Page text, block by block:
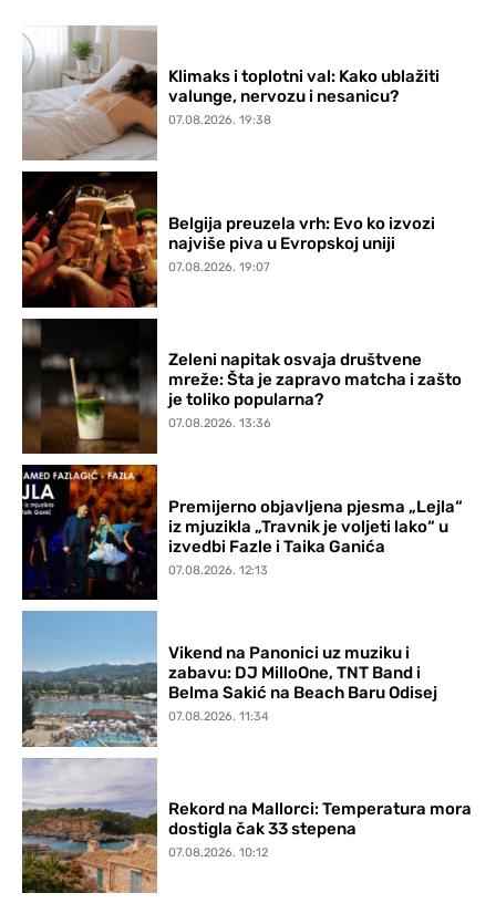
Klimaks i toplotni val: Kako ublažiti
valunge, nervozu i nesanicu?
07.08.2026. 19:38
Belgija preuzela vrh: Evo ko izvozi
najviše piva u Evropskoj uniji
07.08.2026. 19:07
Zeleni napitak osvaja društvene
mreže: Šta je zapravo matcha i zašto
je toliko popularna?
07.08.2026. 13:36
Premijerno objavljena pjesma „Lejla“
iz mjuzikla „Travnik je voljeti lako“ u
izvedbi Fazle i Taika Ganića
07.08.2026. 12:13
Vikend na Panonici uz muziku i
zabavu: DJ MilloOne, TNT Band i
Belma Sakić na Beach Baru Odisej
07.08.2026. 11:34
Rekord na Mallorci: Temperatura mora
dostigla čak 33 stepena
07.08.2026. 10:12